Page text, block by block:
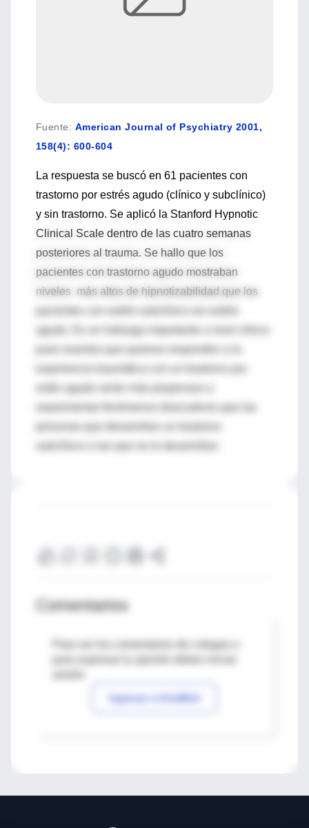
Fuente: American Journal of Psychiatry 2001,
158(4): 600-604
La respuesta se buscó en 61 pacientes con
trastorno por estrés agudo (clínico y subclínico)
y sin trastorno. Se aplicó la Stanford Hypnotic
Clinical Scale dentro de las cuatro semanas
posteriores al trauma. Se hallo que los
pacientes con trastorno agudo mostraban
niveles más altos de hipnotizabilidad que los
agudo. Es un hallazgo importante a nivel clínico
estés agudo serán más propensos a
Comentarios
Para ver los comentarios de colegas o
Ingresar a IntraMed